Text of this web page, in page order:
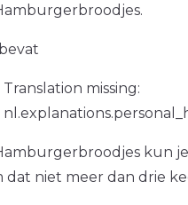
Translation missing:
kun
dat niet meer dan drie